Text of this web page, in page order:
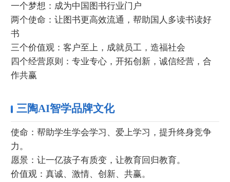
一个梦想：成为中国图书行业门户
两个使命：让图书更高效流通，帮助国人多读书读好
书
三个价值观：客户至上，成就员工，造福社会
四个经营原则：专业专心，开拓创新，诚信经营，合
作共赢
三陶AI智学品牌文化
使命：帮助学生学会学习、爱上学习，提升终身竞争
力。
愿景：让一亿孩子有质变，让教育回归教育。
价值观：真诚、激情、创新、共赢。